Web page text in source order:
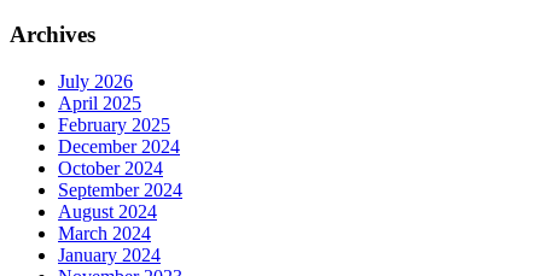
Archives
July 2026
April 2025
February 2025
December 2024
October 2024
September 2024
August 2024
March 2024
January 2024